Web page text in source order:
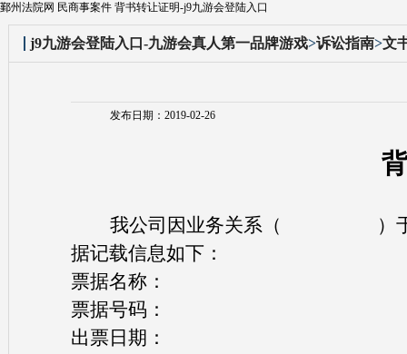
鄞州法院网 民商事案件 背书转让证明-j9九游会登陆入口
j9九游会登陆入口-九游会真人第一品牌游戏>诉讼指南>文
发布日期：2019-02-26
我公司因业务关系（
）
据记载信息如下：
票据名称：
票据号码：
出票日期：